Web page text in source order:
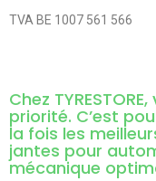
TVA BE 1007 561 566
Chez
priorité. C’est
la fois les
jantes pour
mécanique